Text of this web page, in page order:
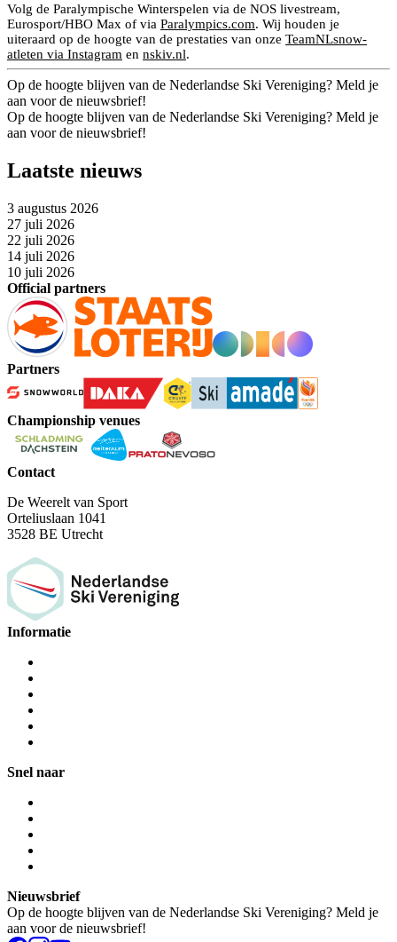
Volg de Paralympische Winterspelen via de NOS livestream,
Eurosport/HBO Max of via Paralympics.com. Wij houden je
uiteraard op de hoogte van de prestaties van onze TeamNLsnow-
atleten via Instagram en nskiv.nl.
Op de hoogte blijven van de Nederlandse Ski Vereniging? Meld je
aan voor de nieuwsbrief!
Op de hoogte blijven van de Nederlandse Ski Vereniging? Meld je
aan voor de nieuwsbrief!
Laatste nieuws
3 augustus 2026
27 juli 2026
22 juli 2026
14 juli 2026
10 juli 2026
Official partners
Partners
Championship venues
Contact
De Weerelt van Sport
Orteliuslaan 1041
3528 BE Utrecht
Informatie
Snel naar
Nieuwsbrief
Op de hoogte blijven van de Nederlandse Ski Vereniging? Meld je
aan voor de nieuwsbrief!